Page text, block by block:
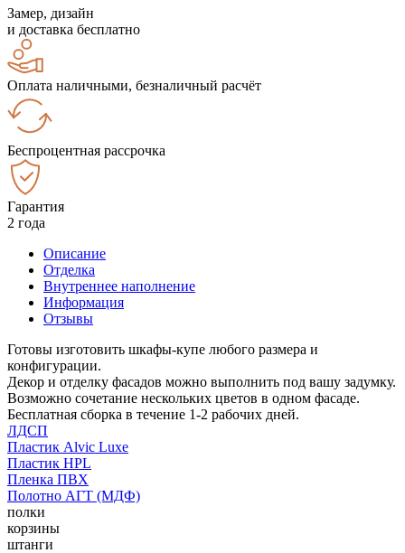
Замер, дизайн
и доставка бесплатно
Оплата наличными, безналичный расчёт
Беспроцентная рассрочка
Гарантия
2 года
Описание
Отделка
Внутреннее наполнение
Информация
Отзывы
Готовы изготовить шкафы-купе любого размера и
конфигурации.
Декор и отделку фасадов можно выполнить под вашу задумку.
Возможно сочетание нескольких цветов в одном фасаде.
Бесплатная сборка в течение 1-2 рабочих дней.
ЛДСП
Пластик Alvic Luxe
Пластик HPL
Пленка ПВХ
Полотно АГТ (МДФ)
полки
корзины
штанги